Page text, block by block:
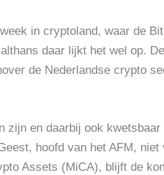
in cryptoland, waar de
daar lijkt het wel op.
de Nederlandse crypto
en daarbij ook
hoofd van het AFM,
Assets (MiCA), blijft de